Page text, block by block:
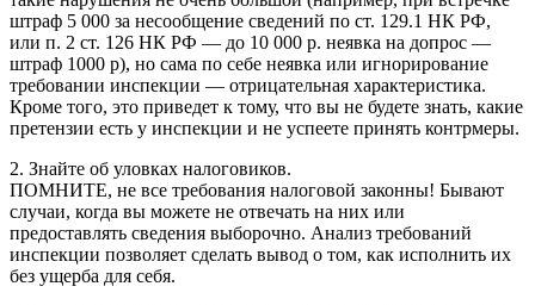
штраф 5 000 за несообщение сведений по ст. 129.1 НК РФ,
или п. 2 ст. 126 НК РФ — до 10 000 р. неявка на допрос —
штраф 1000 р), но сама по себе неявка или игнорирование
требовании инспекции — отрицательная характеристика.
Кроме того, это приведет к тому, что вы не будете знать, какие
претензии есть у инспекции и не успеете принять контрмеры.
2. Знайте об уловках налоговиков.
ПОМНИТЕ, не все требования налоговой законны! Бывают
случаи, когда вы можете не отвечать на них или
предоставлять сведения выборочно. Анализ требований
инспекции позволяет сделать вывод о том, как исполнить их
без ущерба для себя.